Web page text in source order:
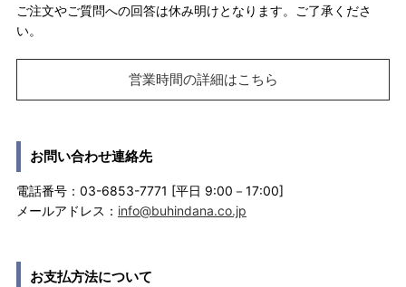
ご注文やご質問への回答は休み明けとなります。ご了承くださ
い。
営業時間の詳細はこちら
お問い合わせ連絡先
電話番号：03-6853-7771 [平日 9:00－17:00]
メールアドレス： info@buhindana.co.jp
お支払方法について